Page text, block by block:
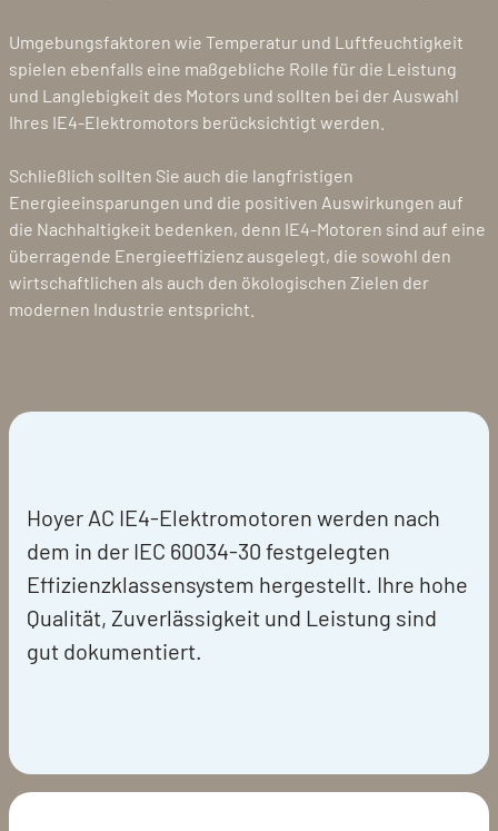
Umgebungsfaktoren wie Temperatur und Luftfeuchtigkeit
spielen ebenfalls eine maßgebliche Rolle für die Leistung
und Langlebigkeit des Motors und sollten bei der Auswahl
Ihres IE4-Elektromotors berücksichtigt werden.
Schließlich sollten Sie auch die langfristigen
Energieeinsparungen und die positiven Auswirkungen auf
die Nachhaltigkeit bedenken, denn IE4-Motoren sind auf eine
überragende Energieeffizienz ausgelegt, die sowohl den
wirtschaftlichen als auch den ökologischen Zielen der
modernen Industrie entspricht.
Hoyer AC IE4-Elektromotoren werden nach
dem in der IEC 60034-30 festgelegten
Effizienzklassensystem hergestellt. Ihre hohe
Qualität, Zuverlässigkeit und Leistung sind
gut dokumentiert.